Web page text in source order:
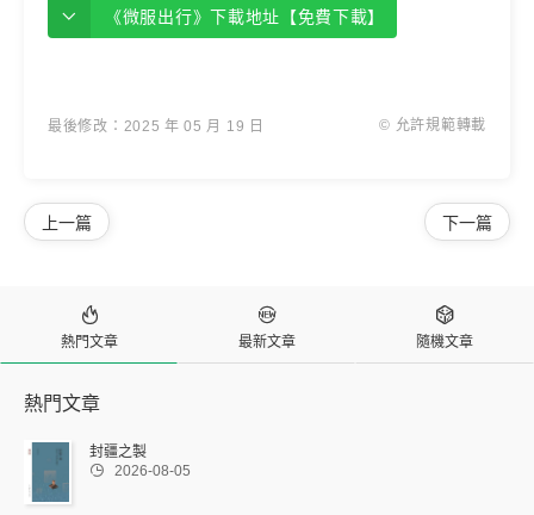
《微服出行》下載地址【免費下載】
最後修改：2025 年 05 月 19 日 © 允許規範轉載
下一篇
上一篇

熱門文章

最新文章

隨機文章
熱門文章
封疆之製
 2026-08-05